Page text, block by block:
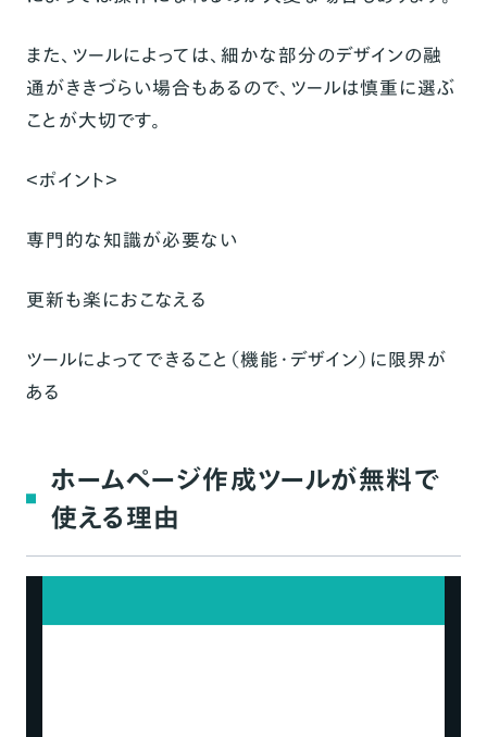
また、ツールによっては、細かな部分のデザインの融
通がききづらい場合もあるので、ツールは慎重に選ぶ
ことが大切です。
＜ポイント＞
専門的な知識が必要ない
更新も楽におこなえる
ツールによってできること（機能・デザイン）に限界が
ある
ホームページ作成ツールが無料で
使える理由